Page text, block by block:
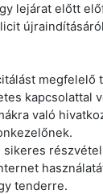
lejárat előtt
megfelelő
kapcsolattal
való
sikeres
tenderre.